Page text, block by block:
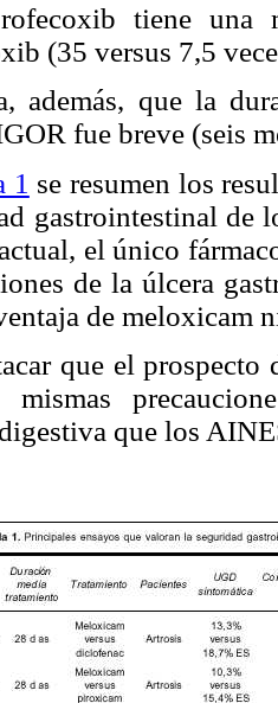
tiene una
(35 versus 7,5
además, que la
fue breve (seis
1 se resumen los
gastrointestinal de
el único
de la úlcera
de meloxicam
que el
que los